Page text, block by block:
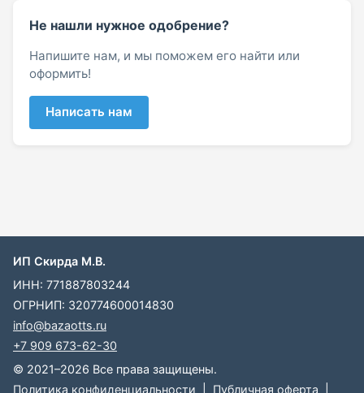
Не нашли нужное одобрение?
Напишите нам, и мы поможем его найти или
оформить!
Написать нам
ИП Скирда М.В.
ИНН: 771887803244
ОГРНИП: 320774600014830
info@bazaotts.ru
+7 909 673-62-30
© 2021–2026 Все права защищены.
Политика конфиденциальности
Публичная оферта